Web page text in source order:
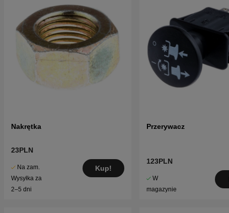
Nakrętka
23PLN
Na zam.
Wysyłka za
2–5 dni
Kup!
Przerywacz
123PLN
W
magazynie